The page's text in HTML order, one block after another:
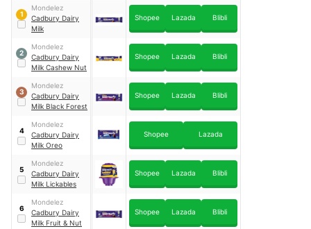
1
Mondelez
Cadbury Dairy
Milk
Shopee Lazada Blibli
2
Mondelez
Cadbury Dairy
Milk Cashew Nut
Shopee Lazada Blibli
3
Mondelez
Cadbury Dairy
Milk Black Forest
Shopee Lazada Blibli
4
Mondelez
Cadbury Dairy
Milk Oreo
Shopee Lazada
5
Mondelez
Cadbury Dairy
Milk Lickables
Shopee Lazada Blibli
6
Mondelez
Cadbury Dairy
Milk Fruit & Nut
Shopee Lazada Blibli